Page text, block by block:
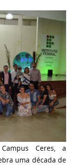
Ceres, a
uma década de